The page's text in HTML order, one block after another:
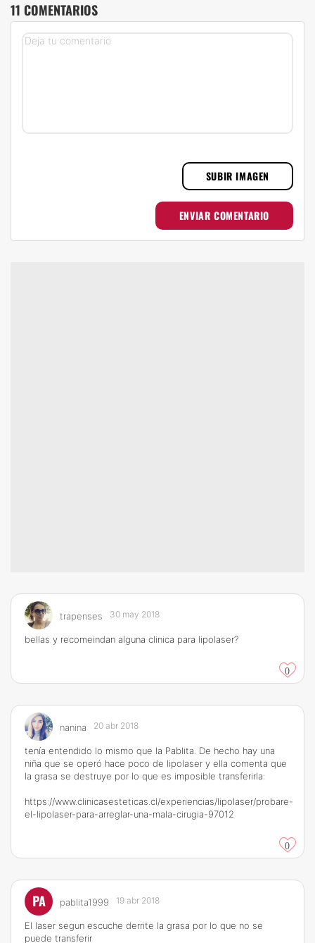
11 COMENTARIOS
SUBIR IMAGEN
ENVIAR COMENTARIO
trapenses 30 may 2018
bellas y recomeindan alguna clinica para lipolaser?
0
nanina 20 abr 2018
tenía entendido lo mismo que la Pablita. De hecho hay una
niña que se operó hace poco de lipolaser y ella comenta que
la grasa se destruye por lo que es imposible transferirla:
https://www.clinicasesteticas.cl/experiencias/lipolaser/probare-
el-lipolaser-para-arreglar-una-mala-cirugia-97012
0
PA pablita1999 19 abr 2018
El laser segun escuche derrite la grasa por lo que no se
puede transferir